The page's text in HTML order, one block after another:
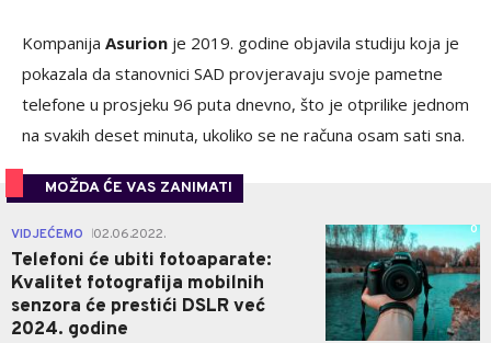
Kompanija Asurion je 2019. godine objavila studiju koja je
pokazala da stanovnici SAD provjeravaju svoje pametne
telefone u prosjeku 96 puta dnevno, što je otprilike jednom
na svakih deset minuta, ukoliko se ne računa osam sati sna.
MOŽDA ĆE VAS ZANIMATI
VIDJEĆEMO 02.06.2022.
Telefoni će ubiti fotoaparate:
Kvalitet fotografija mobilnih
senzora će prestići DSLR već
2024. godine
0